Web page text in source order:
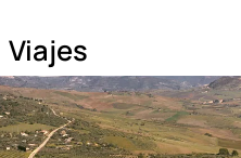
Viajes